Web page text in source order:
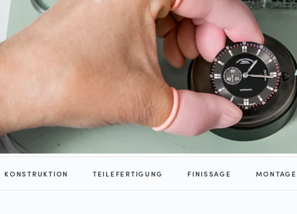
KONSTRUKTION TEILEFERTIGUNG FINISSAGE